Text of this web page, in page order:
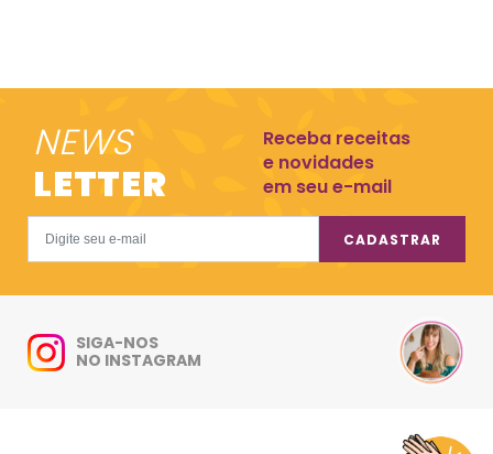
NEWS
LETTER
Receba receitas
e novidades
em seu e-mail
CADASTRAR
SIGA-NOS
NO INSTAGRAM